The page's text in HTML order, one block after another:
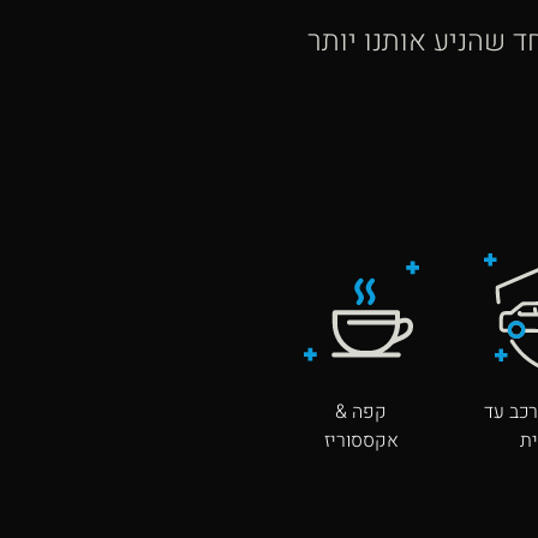
שהניע אותנו יותר
עד
קפה &
אקססוריז